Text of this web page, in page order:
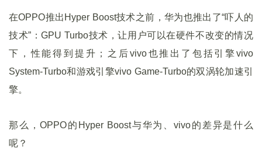
在OPPO推出Hyper Boost技术之前，华为也推出了“吓人的
技术”：GPU Turbo技术，让用户可以在硬件不改变的情况
下，性能得到提升；之后vivo也推出了包括引擎vivo
System-Turbo和游戏引擎vivo Game-Turbo的双涡轮加速引
擎。
那么，OPPO的Hyper Boost与华为、vivo的差异是什么
呢？